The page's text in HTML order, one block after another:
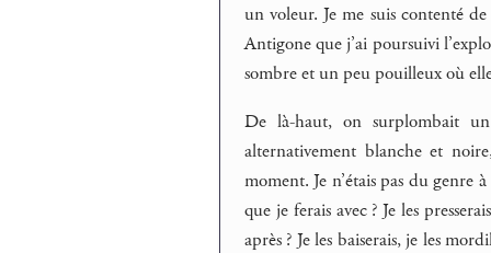
un voleur. Je me suis contenté
Antigone que j’ai poursuivi
sombre et un peu pouilleux où
De là-haut, on surplombait
alternativement blanche et
moment. Je n’étais pas du genre
que je ferais avec ? Je les
après ? Je les baiserais, je les